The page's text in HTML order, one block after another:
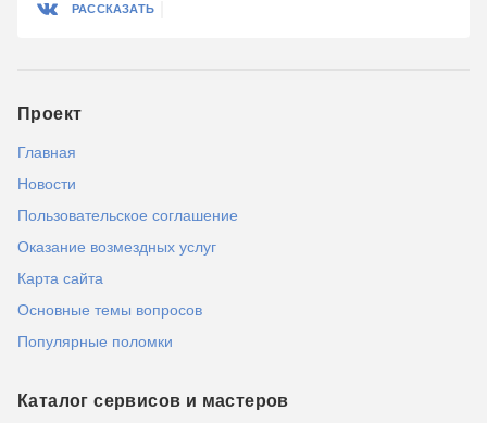
РАССКАЗАТЬ
Проект
Главная
Новости
Пользовательское соглашение
Оказание возмездных услуг
Карта сайта
Основные темы вопросов
Популярные поломки
Каталог сервисов и мастеров